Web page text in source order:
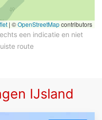
| ©OpenStreetMapcontributors
een indicatie en niet
route
IJsland